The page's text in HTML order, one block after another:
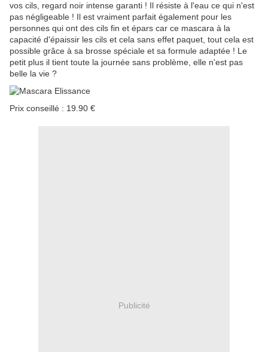
vos cils, regard noir intense garanti ! Il résiste à l'eau ce qui n'est
pas négligeable ! Il est vraiment parfait également pour les
personnes qui ont des cils fin et épars car ce mascara à la
capacité d'épaissir les cils et cela sans effet paquet, tout cela est
possible grâce à sa brosse spéciale et sa formule adaptée ! Le
petit plus il tient toute la journée sans problème, elle n'est pas
belle la vie ?
Prix conseillé : 19.90 €
Publicité